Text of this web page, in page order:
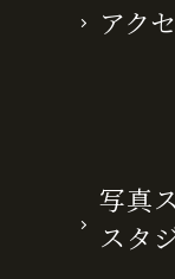
アク
写真
スタ